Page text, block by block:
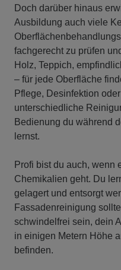
Doch darüber hinaus
Ausbildung auch viele
fachgerecht zu prüfen
Holz, Teppich,
– für jede Oberfläche
Pflege, Desinfektion
unterschiedliche
Bedienung du während
lernst.
Profi bist du auch, wenn
Chemikalien geht. Du
gelagert und entsorgt
Fassadenreinigung
schwindelfrei sein, dein
in einigen Metern Höhe
befinden.